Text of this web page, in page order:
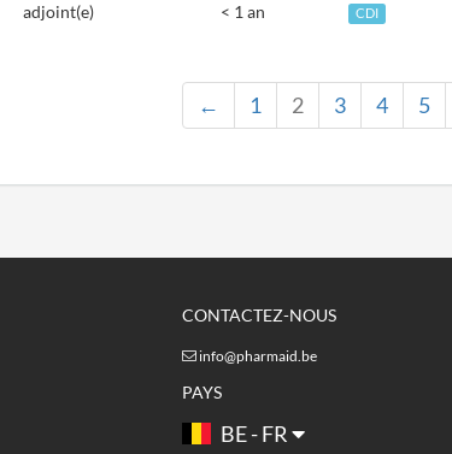
adjoint(e) < 1 an CDI
← 1 2 3 4 5
CONTACTEZ-NOUS
info@pharmaid.be
PAYS
BE - FR